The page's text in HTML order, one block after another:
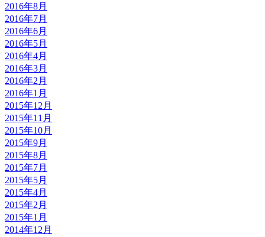
2016年8月
2016年7月
2016年6月
2016年5月
2016年4月
2016年3月
2016年2月
2016年1月
2015年12月
2015年11月
2015年10月
2015年9月
2015年8月
2015年7月
2015年5月
2015年4月
2015年2月
2015年1月
2014年12月